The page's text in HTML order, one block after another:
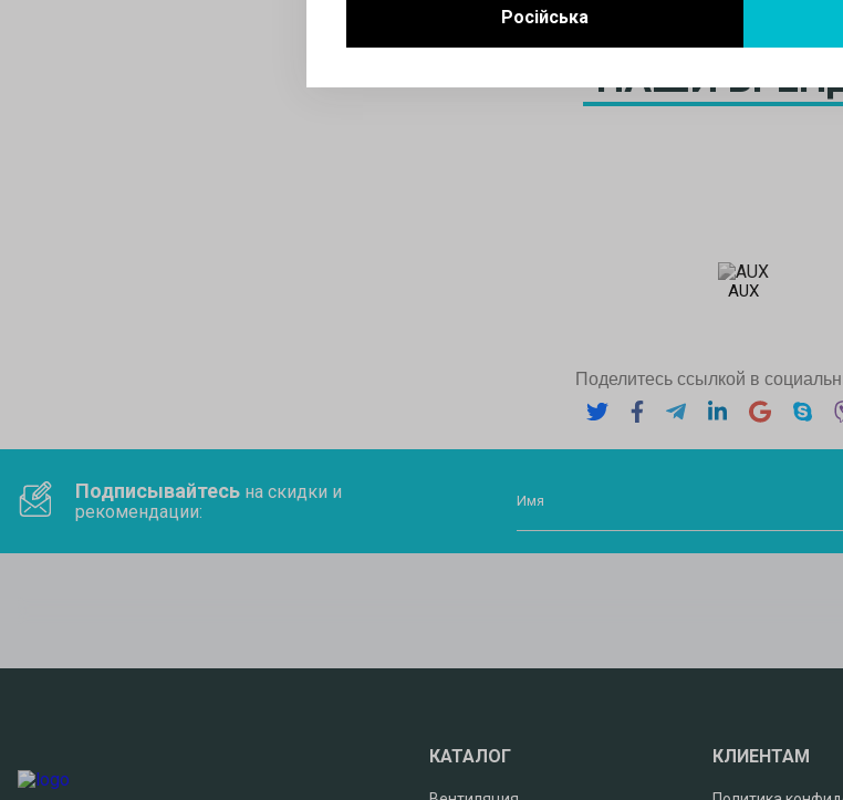
Російська
НАШИ
AUX
Поделитесь ссылкой в
Подписывайтесьна скидки и
рекомендации:
Имя
КАТАЛОГ КЛИЕНТАМ